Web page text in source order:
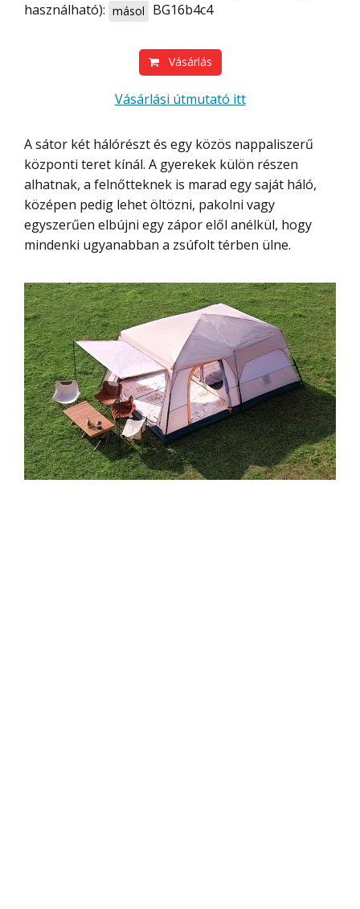
használható): másol BG16b4c4
Vásárlás
Vásárlási útmutató itt
A sátor két hálórészt és egy közös nappaliszerű
központi teret kínál. A gyerekek külön részen
alhatnak, a felnőtteknek is marad egy saját háló,
középen pedig lehet öltözni, pakolni vagy
egyszerűen elbújni egy zápor elől anélkül, hogy
mindenki ugyanabban a zsúfolt térben ülne.